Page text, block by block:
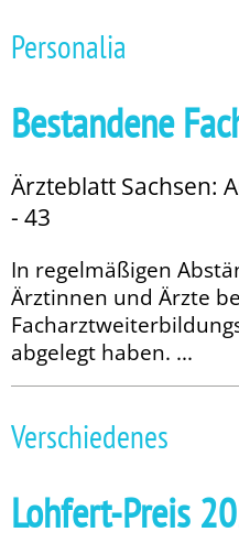
Personalia
Bestandene
Ärzteblatt Sachsen:
- 43
In regelmäßigen
Ärztinnen und Ärzte
abgelegt haben. ...
Verschiedenes
Lohfert-Preis